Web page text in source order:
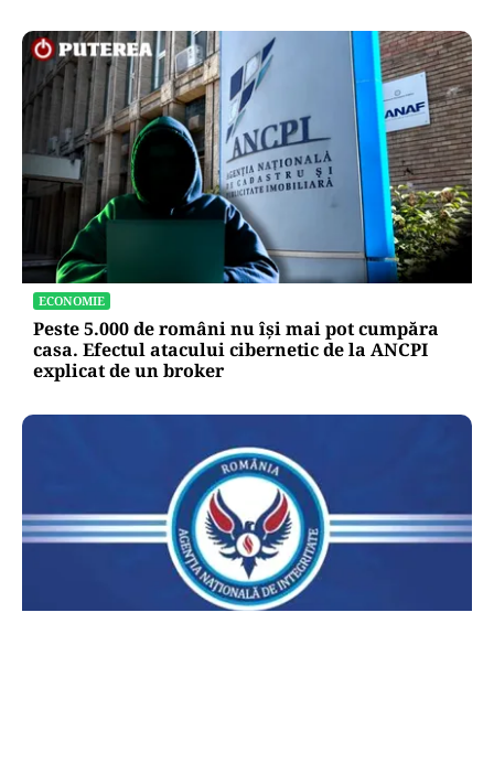
ECONOMIE
Peste 5.000 de români nu își mai pot cumpăra
casa. Efectul atacului cibernetic de la ANCPI
explicat de un broker